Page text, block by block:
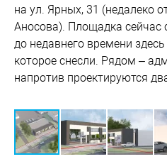
на ул. Ярных, 31 (недалеко
Аносова). Площадка сейчас
до недавнего времени
которое снесли. Рядом –
напротив проектируются